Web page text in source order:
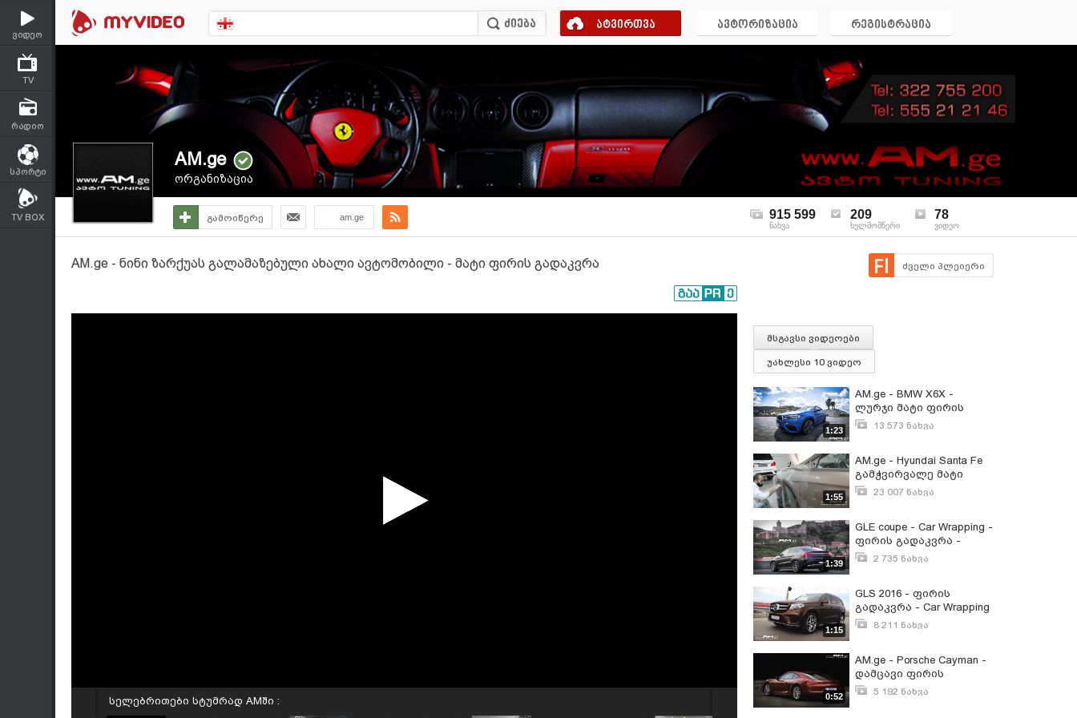
ვიდეო
TV
რადიო
სპორტი
TV BOX
ატვირთვა ავტორიზაცია რეგისტრაცია
AM.ge
ორგანიზაცია
გამოიწერე am.ge 915 599
ნახვა
209
ხელმომწერი
78
ვიდეო
AM.ge - ნინი ზარქუას გალამაზებული ახალი ავტომობილი - მატი ფირის გადაკვრა ძველი პლეიერი
სელებრითები სტუმრად AMში :
მსგავსი ვიდეოები
უახლესი 10 ვიდეო
1:23
AM.ge - BMW X6X -
ლურჯი მატი ფირის
გადაკვრა - Blue Matte -
13 573 ნახვა
1:55
AM.ge - Hyundai Santa Fe
გამჭვირვალე მატი
ფირის გადაკვრა
23 007 ნახვა
1:39
GLE coupe - Car Wrapping -
ფირის გადაკვრა -
AM.ge2 735 ნახვა
1:15
GLS 2016 - ფირის
გადაკვრა - Car Wrapping
- AM.ge8 211 ნახვა
0:52
AM.ge - Porsche Cayman -
დამცავი ფირის
გადაკვრა
5 192 ნახვა